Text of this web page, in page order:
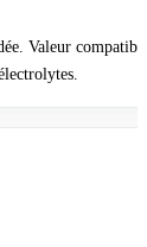
Valeur